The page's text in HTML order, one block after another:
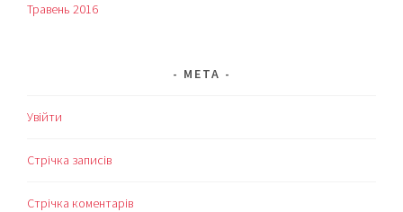
Травень 2016
МЕТА
Увійти
Стрічка записів
Стрічка коментарів